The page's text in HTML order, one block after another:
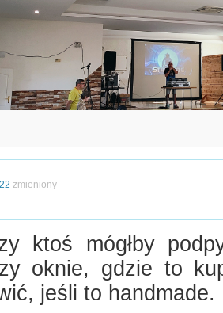
zmieniony
ktoś mógłby
oknie, gdzie to
jeśli to handmade.